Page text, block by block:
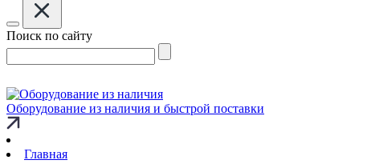
Поиск по сайту
Оборудование из наличия и быстрой поставки
Главная